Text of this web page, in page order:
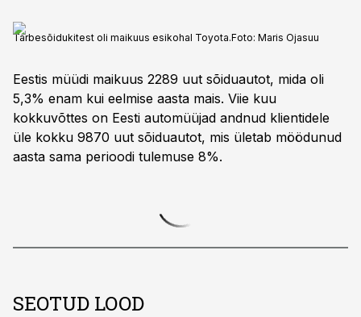
Tarbesõidukitest oli maikuus esikohal Toyota.Foto: Maris Ojasuu
Eestis müüdi maikuus 2289 uut sõiduautot, mida oli
5,3% enam kui eelmise aasta mais. Viie kuu
kokkuvõttes on Eesti automüüjad andnud klientidele
üle kokku 9870 uut sõiduautot, mis ületab möödunud
aasta sama perioodi tulemuse 8%.
SEOTUD LOOD